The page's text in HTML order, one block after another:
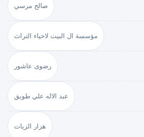
صالح مرسي
مؤسسة ال البيت لاحياء التراث
رضوى عاشور
عبد الاله علي طويق
هزار الزيات